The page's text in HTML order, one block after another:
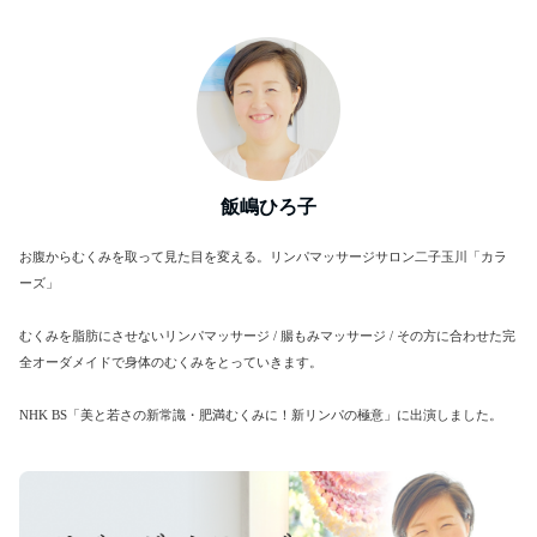
飯嶋ひろ子
お腹からむくみを取って見た目を変える。リンパマッサージサロン二子玉川「カラ
ーズ」
むくみを脂肪にさせないリンパマッサージ / 腸もみマッサージ / その方に合わせた完
全オーダメイドで身体のむくみをとっていきます。
NHK BS「美と若さの新常識・肥満むくみに！新リンパの極意」に出演しました。